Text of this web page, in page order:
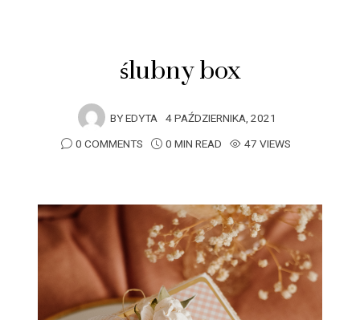
ślubny box
BYEDYTA 4 PAŹDZIERNIKA, 2021
0 COMMENTS
0 MIN READ 47 VIEWS